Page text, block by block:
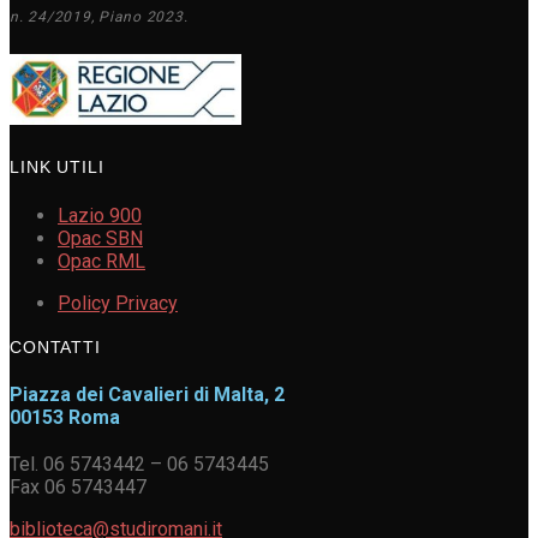
n. 24/2019, Piano 2023.
LINK UTILI
Lazio 900
Opac SBN
Opac RML
Policy Privacy
CONTATTI
Piazza dei Cavalieri di Malta, 2
00153 Roma
Tel. 06 5743442 – 06 5743445
Fax 06 5743447
biblioteca@studiromani.it